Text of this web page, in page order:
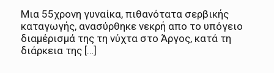
Μια 55χρονη γυναίκα, πιθανότατα σερβικής
καταγωγής, ανασύρθηκε νεκρή απο το υπόγειο
διαμέρισμά της τη νύχτα στο Άργος, κατά τη
διάρκεια της […]